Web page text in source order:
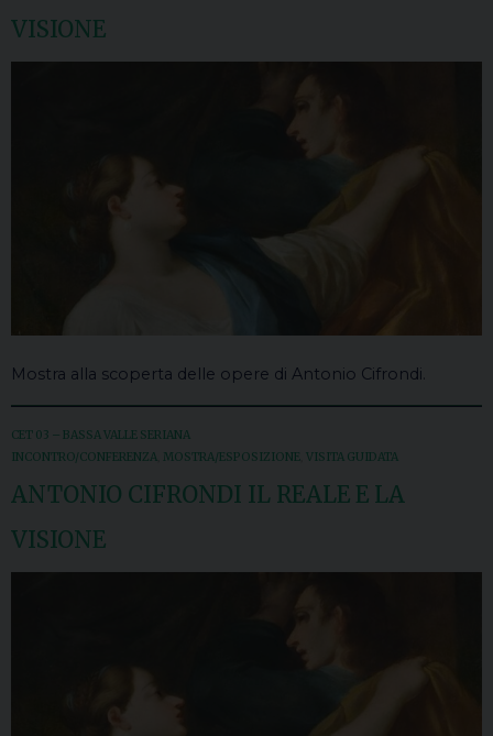
VISIONE
Mostra alla scoperta delle opere di Antonio Cifrondi.
CET 03 – BASSA VALLE SERIANA
INCONTRO/CONFERENZA MOSTRA/ESPOSIZIONE VISITA GUIDATA
ANTONIO CIFRONDI IL REALE E LA
VISIONE